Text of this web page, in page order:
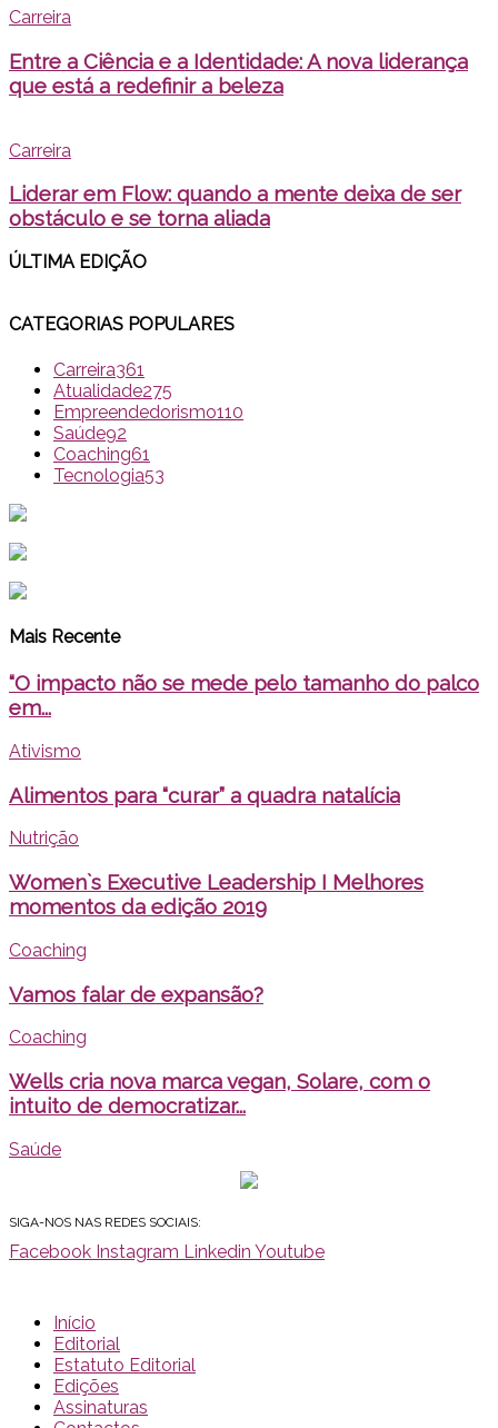
Carreira
Entre a Ciência e a Identidade: A nova liderança
que está a redefinir a beleza
Carreira
Liderar em Flow: quando a mente deixa de ser
obstáculo e se torna aliada
ÚLTIMA EDI ÇÃO
CATEGORIAS POPULARES
Carreira361
Atualidade275
Empreendedorismo110
Saúde92
Coaching61
Tecnologia53
Mais Recente
“O impacto não se mede pelo tamanho do palco
em...
Ativismo
Alimentos para “curar” a quadra natalícia
Nutrição
Women`s Executive Leadership I Melhores
momentos da edição 2019
Coaching
Vamos falar de expansão?
Coaching
Wells cria nova marca vegan, Solare, com o
intuito de democratizar...
Saúde
SIGA-NOS NAS REDES SOCIAIS:
Facebook Instagram Linkedin Youtube
Início
Editorial
Estatuto Editorial
Edições
Assinaturas